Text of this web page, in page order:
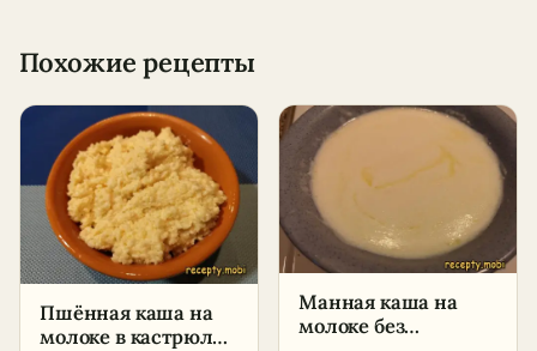
Похожие рецепты
Пшённая каша на
молоке в кастрюле –
Манная каша на
молоке без